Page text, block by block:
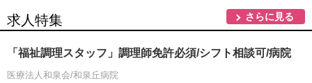
求人特集 さらに見る
「福祉調理スタッフ」調理師免許必須/シフト相談可/病院
医療法人和泉会/和泉丘病院